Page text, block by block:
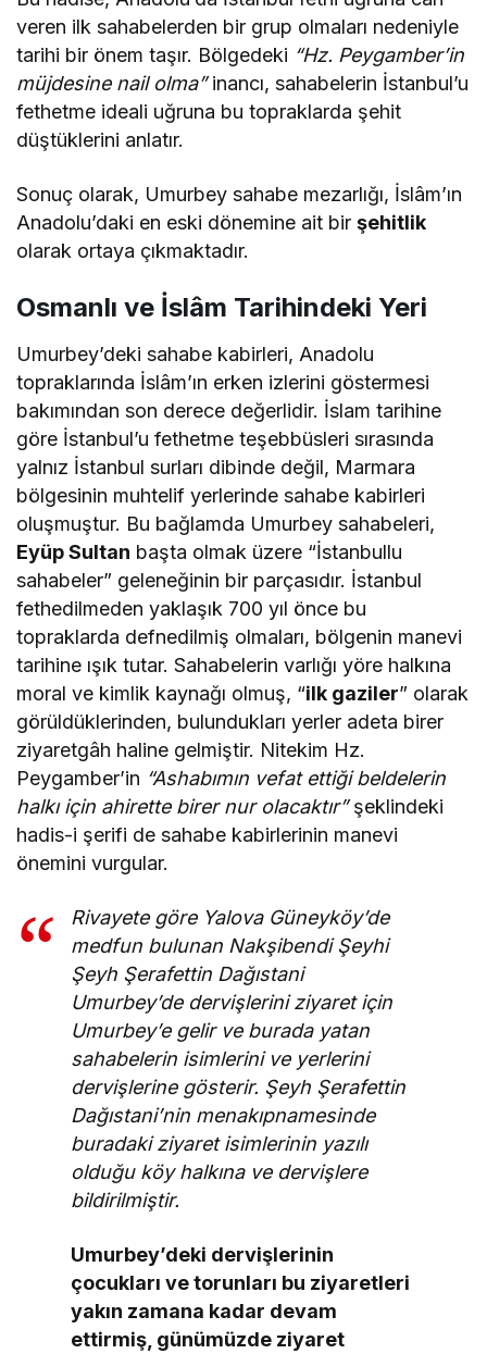
veren ilk sahabelerden bir grup olmaları nedeniyle
tarihi bir önem taşır. Bölgedeki “Hz. Peygamber’in
müjdesine nail olma”inancı, sahabelerin İstanbul’u
fethetme ideali uğruna bu topraklarda şehit
düştüklerini anlatır​.
Sonuç olarak, Umurbey sahabe mezarlığı, İslâm’ın
Anadolu’daki en eski dönemine ait birşehitlik
olarak ortaya çıkmaktadır.
Osmanlı ve İslâm Tarihindeki Yeri
Umurbey’deki sahabe kabirleri, Anadolu
topraklarında İslâm’ın erken izlerini göstermesi
bakımından son derece değerlidir. İslam tarihine
göre İstanbul’u fethetme teşebbüsleri sırasında
yalnız İstanbul surları dibinde değil, Marmara
bölgesinin muhtelif yerlerinde sahabe kabirleri
oluşmuştur. Bu bağlamda Umurbey sahabeleri,
Eyüp Sultan başta olmak üzere “İstanbullu
sahabeler” geleneğinin bir parçasıdır. İstanbul
fethedilmeden yaklaşık 700 yıl önce bu
topraklarda defnedilmiş olmaları, bölgenin manevi
tarihine ışık tutar. Sahabelerin varlığı yöre halkına
moral ve kimlik kaynağı olmuş, “ilk gaziler” olarak
görüldüklerinden, bulundukları yerler adeta birer
ziyaretgâh haline gelmiştir. Nitekim Hz.
Peygamber’in “Ashabımın vefat ettiği beldelerin
halkı için ahirette birer nur olacaktır”şeklindeki
hadis-i şerifi de sahabe kabirlerinin manevi
önemini vurgular​.
Rivayete göre Yalova Güneyköy’de
medfun bulunan Nakşibendi Şeyhi
Şeyh Şerafettin Dağıstani
Umurbey’de dervişlerini ziyaret için
Umurbey’e gelir ve burada yatan
sahabelerin isimlerini ve yerlerini
dervişlerine gösterir. Şeyh Şerafettin
Dağıstani’nin menakıpnamesinde
buradaki ziyaret isimlerinin yazılı
olduğu köy halkına ve dervişlere
bildirilmiştir.
Umurbey’deki dervişlerinin
çocukları ve torunları bu ziyaretleri
yakın zamana kadar devam
ettirmiş, günümüzde ziyaret